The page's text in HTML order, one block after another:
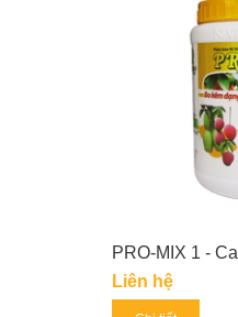
Liên hệ